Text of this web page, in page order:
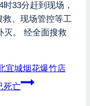
33分赶到现场，
救、现场管控等工
灭。 经全面搜救
宜城烟花爆竹店
死亡